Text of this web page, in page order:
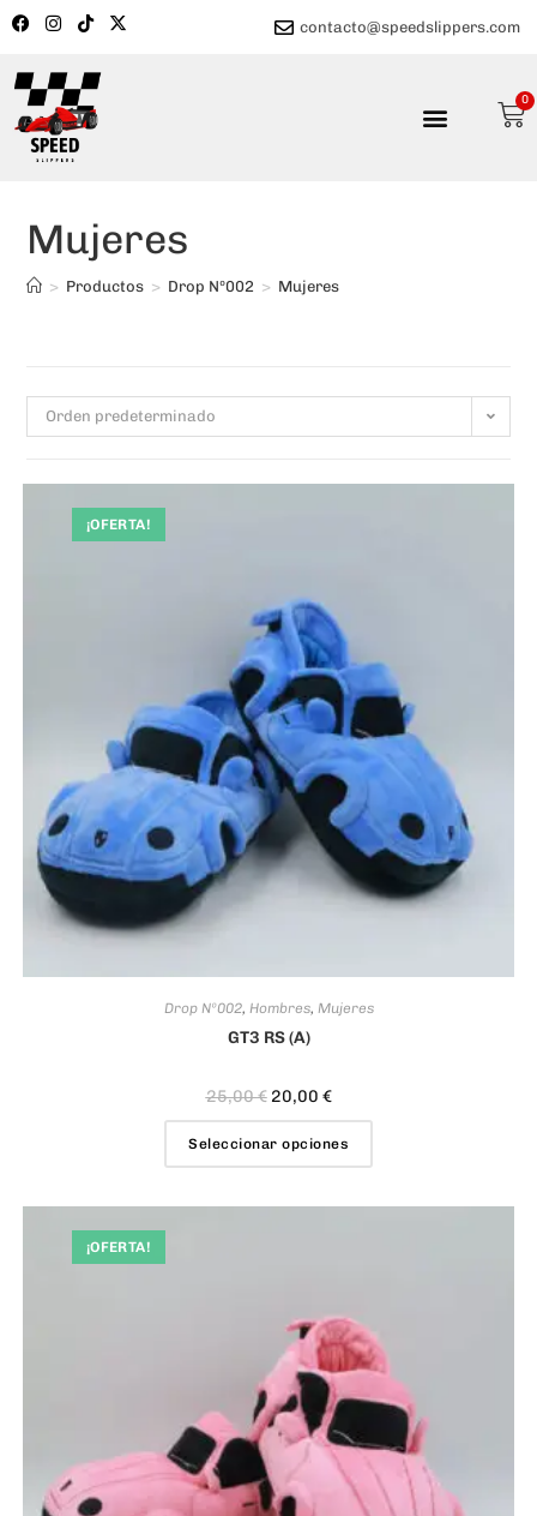
contacto@speedslippers.com
0
Mujeres
> Productos > Drop Nº002 > Mujeres
Orden predeterminado
¡OFERTA!
Drop Nº002, Hombres, Mujeres
GT3 RS (A)
25,00€ 20,00 €
Seleccionar opciones
¡OFERTA!